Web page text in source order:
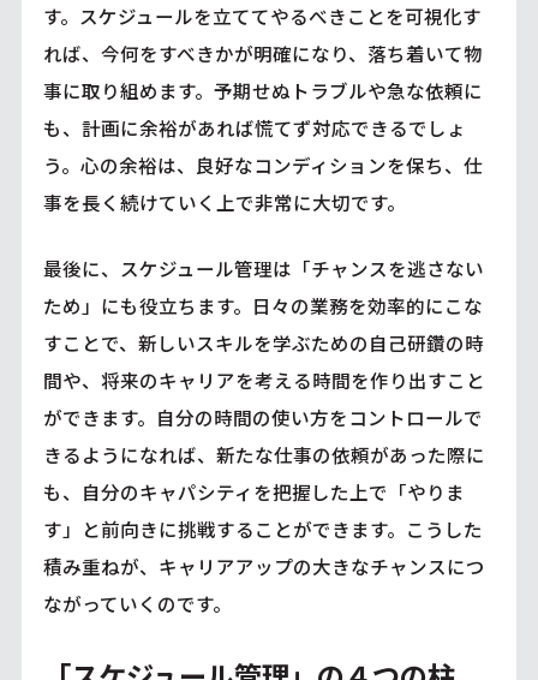
す。スケジュールを立ててやるべきことを可視化す
れば、今何をすべきかが明確になり、落ち着いて物
事に取り組めます。予期せぬトラブルや急な依頼に
も、計画に余裕があれば慌てず対応できるでしょ
う。心の余裕は、良好なコンディションを保ち、仕
事を長く続けていく上で非常に大切です。
最後に、スケジュール管理は「チャンスを逃さない
ため」にも役立ちます。日々の業務を効率的にこな
すことで、新しいスキルを学ぶための自己研鑽の時
間や、将来のキャリアを考える時間を作り出すこと
ができます。自分の時間の使い方をコントロールで
きるようになれば、新たな仕事の依頼があった際に
も、自分のキャパシティを把握した上で「やりま
す」と前向きに挑戦することができます。こうした
積み重ねが、キャリアアップの大きなチャンスにつ
ながっていくのです。